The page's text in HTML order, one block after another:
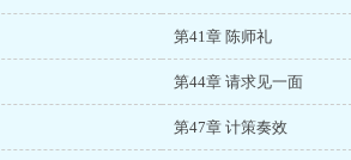
第41章 陈师礼
第44章 请求见一面
第47章 计策奏效